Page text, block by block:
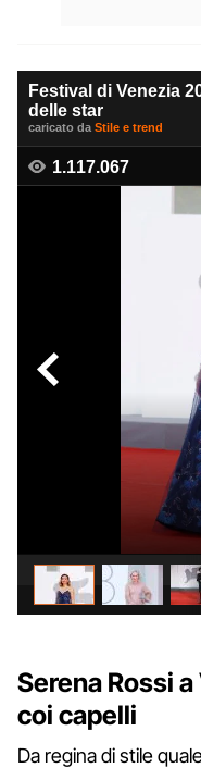
Serena Rossi
coi capelli
Da regina di stile